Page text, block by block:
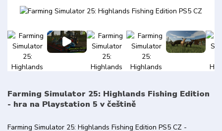
Farming Simulator 25: Highlands Fishing Edition
- hra na Playstation 5 v češtině
Farming Simulator 25: Highlands Fishing Edition PS5 CZ -